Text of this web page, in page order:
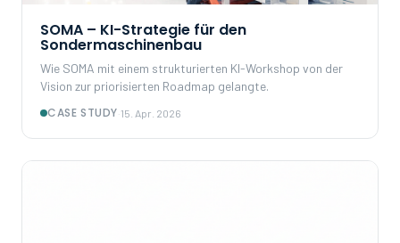
SOMA – KI-Strategie für den
Sondermaschinenbau
Wie SOMA mit einem strukturierten KI-Workshop von der
Vision zur priorisierten Roadmap gelangte.
CASE STUDY·15. Apr. 2026